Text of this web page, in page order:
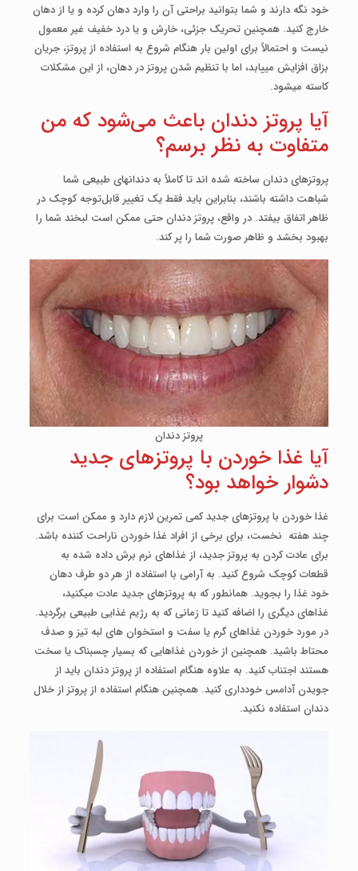
خود نگه دارند و شما بتوانید براحتی آن را وارد دهان کرده و یا از دهان
خارج کنید. همچنین تحریک جزئی، خارش و یا درد خفیف غیر معمول
نیست و احتمالاً برای اولین بار هنگام شروع به استفاده از پروتز، جریان
بزاق افزایش می­یابد، اما با تنظیم شدن پروتز در دهان، از این مشکلات
کاسته می­شود.
آیا پروتز دندان باعث می‌شود که من
متفاوت به نظر برسم؟
پروتزهای دندان ساخته شده اند تا کاملاً به دندان­های طبیعی شما
شباهت داشته باشند، بنابراین باید فقط یک تغییر قابل‌توجه کوچک در
ظاهر اتفاق بیفتد. در واقع، پروتز دندان حتی ممکن است لبخند شما را
بهبود بخشد و ظاهر صورت شما را پر کند.
پروتز دندان
آیا غذا خوردن با پروتزهای جدید
دشوار خواهد بود؟
غذا خوردن با پروتزهای جدید کمی تمرین لازم دارد و ممکن است برای
چند هفته نخست، برای برخی از افراد غذا خوردن ناراحت کننده باشد.
برای عادت کردن به پروتز جدید، از غذاهای نرم برش داده شده به
قطعات کوچک شروع کنید. به آرامی با استفاده از هر دو طرف دهان
خود غذا را بجوید. همانطور که به پروتزهای جدید عادت می­کنید،
غذاهای دیگری را اضافه کنید تا زمانی که به رژیم غذایی طبیعی برگردید.
در مورد خوردن غذاهای گرم یا سفت و استخوان های لبه تیز و صدف
محتاط باشید. همچنین از خوردن غذاهایی که بسیار چسبناک یا سخت
هستند اجتناب کنید. به علاوه هنگام استفاده از پروتز دندان باید از
جویدن آدامس خودداری کنید. همچنین هنگام استفاده از پروتز از خلال
دندان استفاده نکنید.